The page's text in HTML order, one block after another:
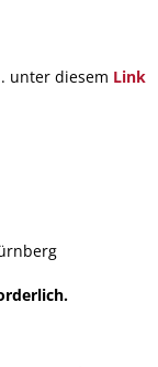
unter diesem Link